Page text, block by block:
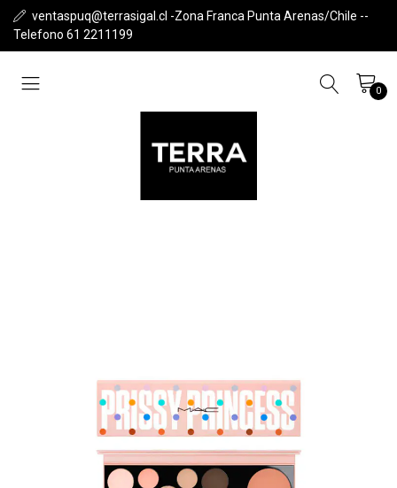
ventaspuq@terrasigal.cl -Zona Franca Punta Arenas/Chile --
Telefono 61 2211199
0